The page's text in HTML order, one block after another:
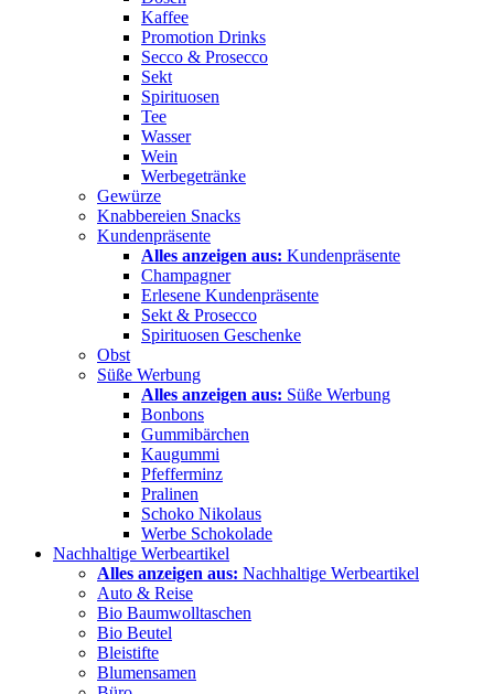
Kaffee
Promotion Drinks
Secco & Prosecco
Sekt
Spirituosen
Tee
Wasser
Wein
Werbegetränke
Gewürze
Knabbereien Snacks
Kundenpräsente
Alles anzeigen aus: Kundenpräsente
Champagner
Erlesene Kundenpräsente
Sekt & Prosecco
Spirituosen Geschenke
Obst
Süße Werbung
Alles anzeigen aus: Süße Werbung
Bonbons
Gummibärchen
Kaugummi
Pfefferminz
Pralinen
Schoko Nikolaus
Werbe Schokolade
Nachhaltige Werbeartikel
Alles anzeigen aus: Nachhaltige Werbeartikel
Auto & Reise
Bio Baumwolltaschen
Bio Beutel
Bleistifte
Blumensamen